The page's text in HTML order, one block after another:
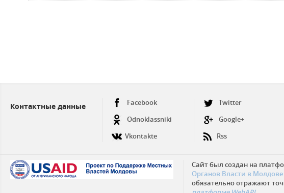
Контактные данные
Facebook
Odnoklassniki
Vkontakte
Twitter
Google+
Rss
Сайт был создан на
Органов Власти в Молдове
обязательно отражают